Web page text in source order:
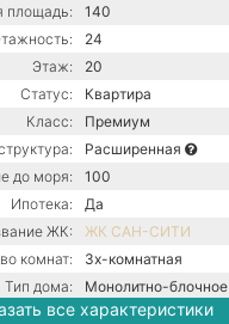
площадь:
140
24
Этаж:
20
Статус:
Квартира
Класс:
Премиум
Расширенная
до моря:
100
Ипотека:
Да
ЖК:
ЖК САН-СИТИ
комнат:
3х-комнатная
Тип дома:
Монолитно-блочное
Ремонт:
С ремонтом
все характеристики